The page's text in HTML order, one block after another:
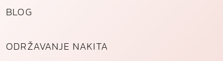
n
BLOG
ODRŽAVANJE NAKITA